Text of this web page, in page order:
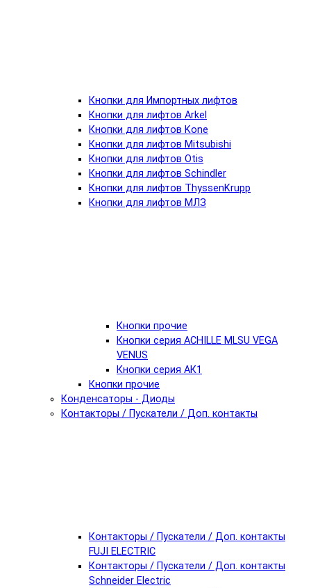
Кнопки для Импортных лифтов
Кнопки для лифтов Arkel
Кнопки для лифтов Kone
Кнопки для лифтов Mitsubishi
Кнопки для лифтов Otis
Кнопки для лифтов Schindler
Кнопки для лифтов ThyssenKrupp
Кнопки для лифтов МЛЗ
Кнопки прочие
Кнопки серия ACHILLE MLSU VEGA
VENUS
Кнопки серия АК1
Кнопки прочие
Конденсаторы - Диоды
Контакторы / Пускатели / Доп. контакты
Контакторы / Пускатели / Доп. контакты
FUJI ELECTRIC
Контакторы / Пускатели / Доп. контакты
Schneider Electric